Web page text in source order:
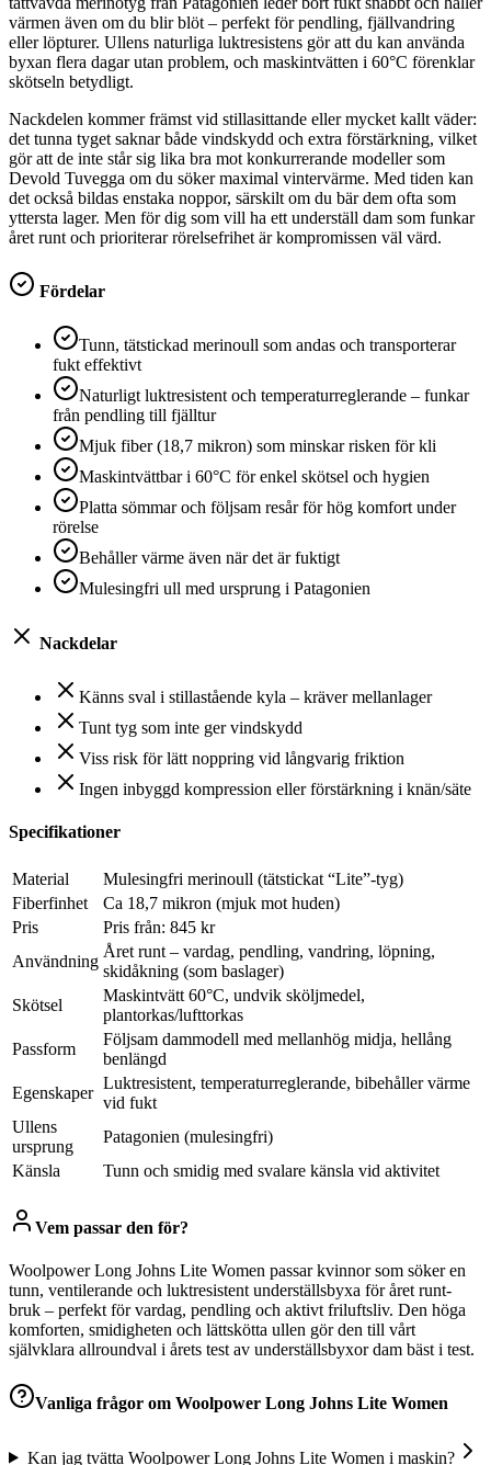
värmen även om du blir blöt – perfekt för pendling, fjällvandring
eller löpturer. Ullens naturliga luktresistens gör att du kan använda
byxan flera dagar utan problem, och maskintvätten i 60°C förenklar
skötseln betydligt.
Nackdelen kommer främst vid stillasittande eller mycket kallt väder:
det tunna tyget saknar både vindskydd och extra förstärkning, vilket
gör att de inte står sig lika bra mot konkurrerande modeller som
Devold Tuvegga om du söker maximal vintervärme. Med tiden kan
det också bildas enstaka noppor, särskilt om du bär dem ofta som
yttersta lager. Men för dig som vill ha ett underställ dam som funkar
året runt och prioriterar rörelsefrihet är kompromissen väl värd.
Fördelar
Tunn, tätstickad merinoull som andas och transporterar
fukt effektivt
Naturligt luktresistent och temperaturreglerande – funkar
från pendling till fjälltur
Mjuk fiber (18,7 mikron) som minskar risken för kli
Maskintvättbar i 60°C för enkel skötsel och hygien
Platta sömmar och följsam resår för hög komfort under
rörelse
Behåller värme även när det är fuktigt
Mulesingfri ull med ursprung i Patagonien
Nackdelar
Känns sval i stillastående kyla – kräver mellanlager
Tunt tyg som inte ger vindskydd
Viss risk för lätt noppring vid långvarig friktion
Ingen inbyggd kompression eller förstärkning i knän/säte
Specifikationer
Material
Mulesingfri merinoull (tätstickat “Lite”-tyg)
Fiberfinhet
Ca 18,7 mikron (mjuk mot huden)
Pris
Pris från: 845 kr
Användning
Året runt – vardag, pendling, vandring, löpning,
skidåkning (som baslager)
Skötsel
Maskintvätt 60°C, undvik sköljmedel,
plantorkas/lufttorkas
Passform
Följsam dammodell med mellanhög midja, hellång
benlängd
Egenskaper
Luktresistent, temperaturreglerande, bibehåller värme
vid fukt
Ullens
ursprung
Patagonien (mulesingfri)
Känsla
Tunn och smidig med svalare känsla vid aktivitet
Vem passar den för?
Woolpower Long Johns Lite Women passar kvinnor som söker en
tunn, ventilerande och luktresistent underställsbyxa för året runt-
bruk – perfekt för vardag, pendling och aktivt friluftsliv. Den höga
komforten, smidigheten och lättskötta ullen gör den till vårt
självklara allroundval i årets test av underställsbyxor dam bäst i test.
Vanliga frågor om Woolpower Long Johns Lite Women
Kan jag tvätta Woolpower Long Johns Lite Women i maskin?